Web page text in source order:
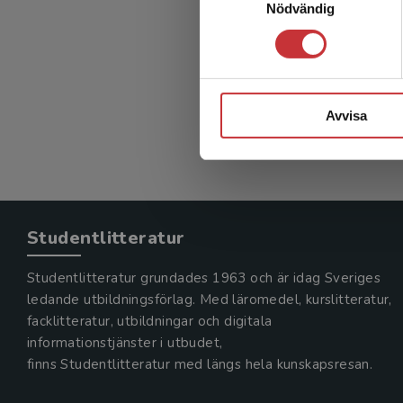
Nödvändig
Avvisa
Studentlitteratur
Studentlitteratur grundades 1963 och är idag Sveriges
ledande utbildningsförlag. Med läromedel, kurslitteratur,
facklitteratur, utbildningar och digitala
informationstjänster i utbudet,
finns Studentlitteratur med längs hela kunskapsresan.